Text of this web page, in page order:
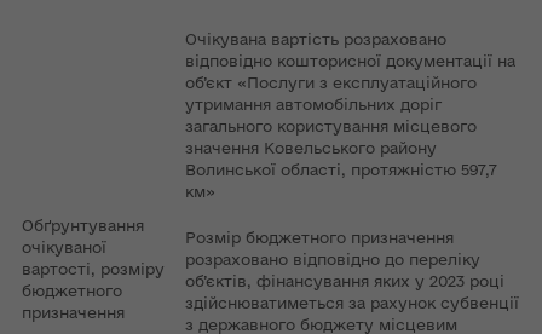
Обґрунтування
очікуваної
вартості, розміру
бюджетного
призначення
Очікувана вартість розраховано
відповідно кошторисної документації на
об’єкт «Послуги з експлуатаційного
утримання автомобільних доріг
загального користування місцевого
значення Ковельського району
Волинської області, протяжністю 597,7
км»
Розмір бюджетного призначення
розраховано відповідно до переліку
об’єктів, фінансування яких у 2023 році
здійснюватиметься за рахунок субвенції
з державного бюджету місцевим